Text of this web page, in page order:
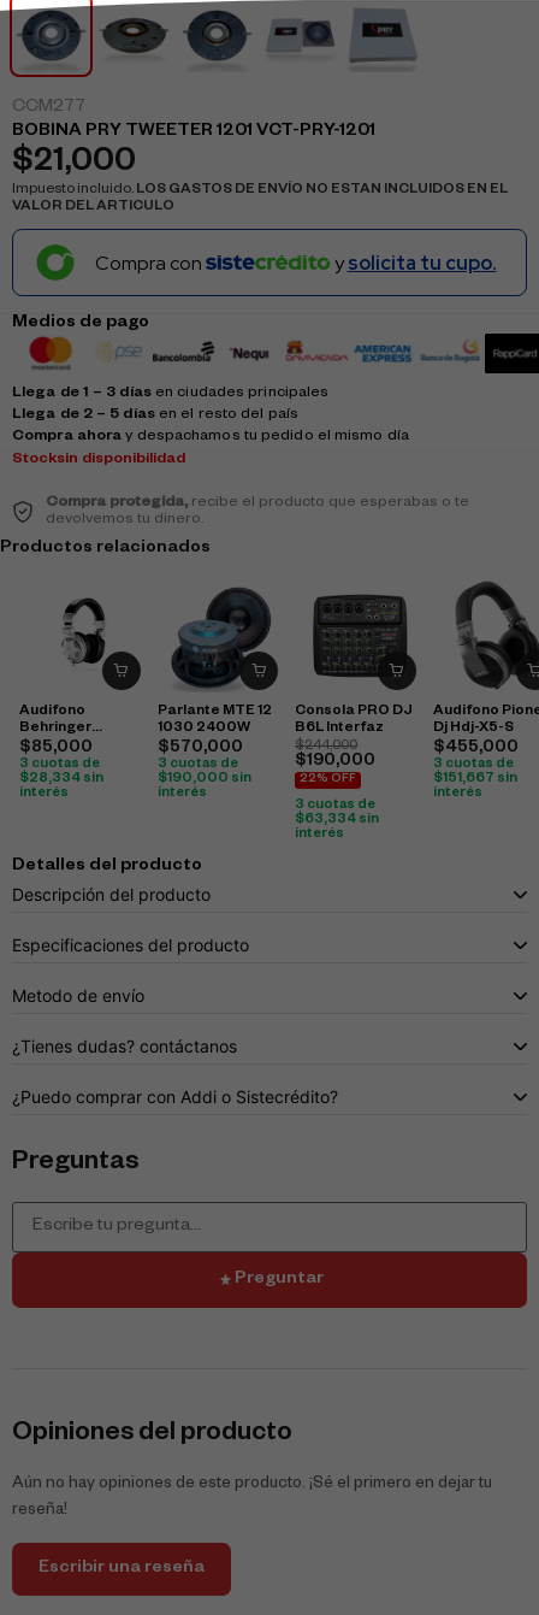
CCM277
BOBINA PRY TWEETER 1201 VCT-PRY-1201
$21,000
Impuesto incluido. LOS GASTOS DE ENVÍO NO ESTAN INCLUIDOS EN EL
VALOR DEL ARTICULO
Compra con ysolicita tu cupo.
Medios de pago
Llega de 1 – 3 díasen ciudades principales
Llega de 2 – 5 díasen el resto del país
Compra ahora y despachamos tu pedido el mismo día
Stocksin disponibilidad
Compra protegida,recibe el producto que esperabas o te
devolvemos tu dinero.
Productos relacionados
Audifono
Behringer
Hpx2000
$85,000
3 cuotas de
$28,334 sin
interés
Parlante MTE 12
1030 2400W
$570,000
3 cuotas de
$190,000 sin
interés
Consola PRO DJ
B6L Interfaz
$244,000
$190,000
22% OFF
3 cuotas de
$63,334 sin
interés
Audifono
Dj Hdj-X5-S
$455,000
3 cuotas de
$151,667 sin
interés
Detalles del producto
Descripción del producto
Especificaciones del producto
Metodo de envío
¿Tienes dudas? contáctanos
¿Puedo comprar con Addi o Sistecrédito?
Preguntas
Preguntar
Opiniones del producto
Aún no hay opiniones de este producto. ¡Sé el primero en dejar tu
reseña!
Escribir una reseña